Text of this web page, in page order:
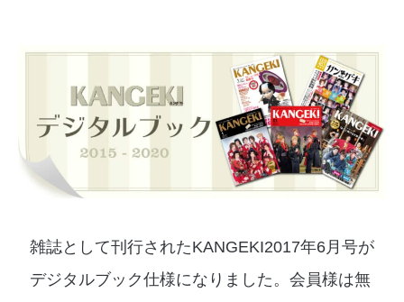
雑誌として刊行されたKANGEKI2017年6月号が
デジタルブック仕様になりました。会員様は無